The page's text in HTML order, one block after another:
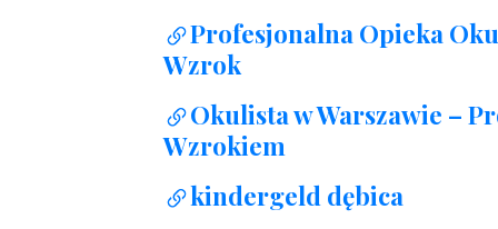
Profesjonalna Opieka
Wzrok
Okulista w Warszawie –
Wzrokiem
kindergeld dębica